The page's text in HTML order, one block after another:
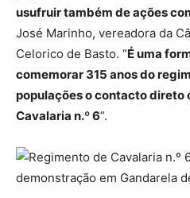
usufruir também de ações
José Marinho, vereadora da
Celorico de Basto. “É uma
comemorar 315 anos do
populações o contacto direto
Cavalaria n.º 6”.